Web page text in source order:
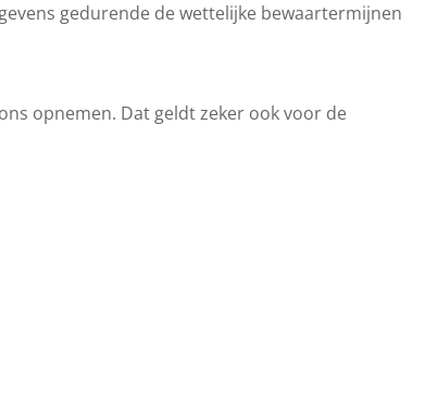
gedurende de wettelijke bewaartermijnen
opnemen. Dat geldt zeker ook voor de